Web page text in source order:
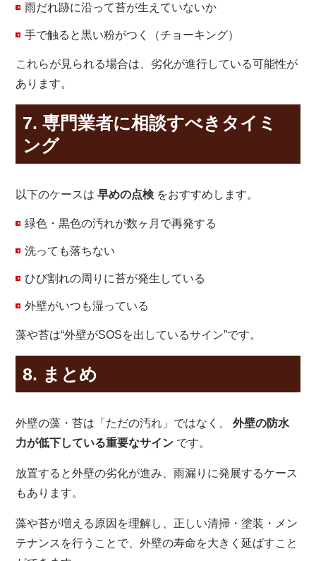
雨だれ跡に沿って苔が生えていないか
手で触ると黒い粉がつく（チョーキング）
これらが見られる場合は、劣化が進行している可能性が
あります。
7. 専門業者に相談すべきタイミ
ング
以下のケースは早めの点検 をおすすめします。
緑色・黒色の汚れが数ヶ月で再発する
洗っても落ちない
ひび割れの周りに苔が発生している
外壁がいつも湿っている
藻や苔は“外壁がSOSを出しているサイン”です。
8. まとめ
外壁の藻・苔は「ただの汚れ」ではなく、外壁の防水
力が低下している重要なサイン です。
放置すると外壁の劣化が進み、雨漏りに発展するケース
もあります。
藻や苔が増える原因を理解し、正しい清掃・塗装・メン
テナンスを行うことで、外壁の寿命を大きく延ばすこと